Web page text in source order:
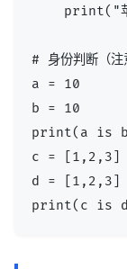
print("
# 身份判断（
a = 10
b = 10
print(a is b)
c = [1,2,3]
d = [1,2,3]